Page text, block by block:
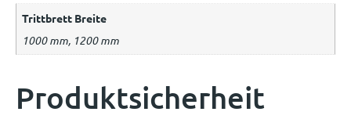
Trittbrett Breite
1000 mm, 1200 mm
Produktsicherheit